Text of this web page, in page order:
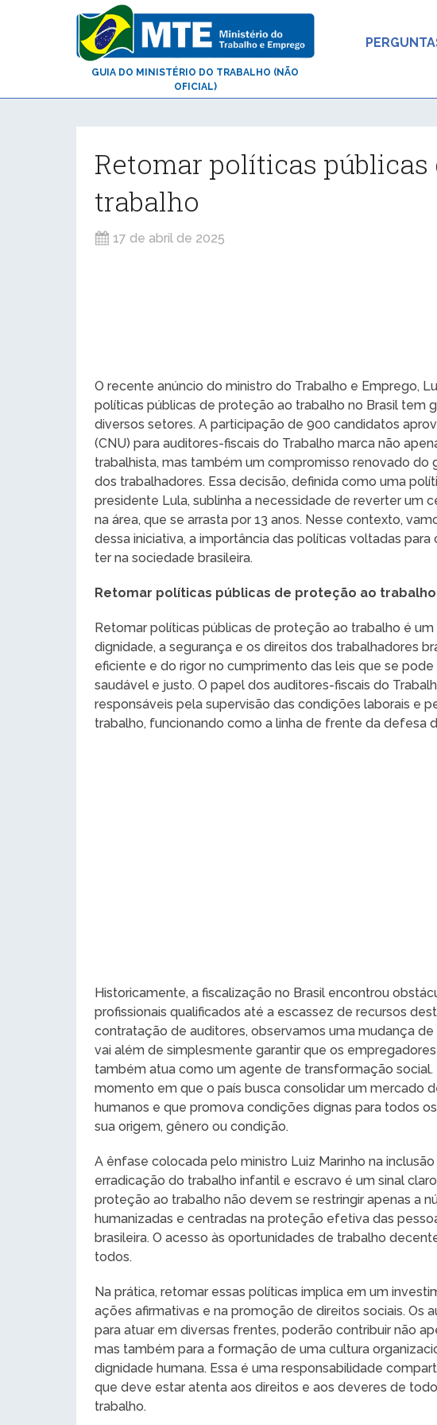
GUIA DO MINISTÉRIO DO TRABALHO (NÃO
OFICIAL)
Retomar políticas públicas
trabalho
17 de abril de 2025
O recente anúncio do ministro do Trabalho e Emprego,
políticas públicas de proteção ao trabalho no Brasil tem
diversos setores. A participação de 900 candidatos
(CNU) para auditores-fiscais do Trabalho marca não
trabalhista, mas também um compromisso renovado do
dos trabalhadores. Essa decisão, definida como uma
presidente Lula, sublinha a necessidade de reverter um
na área, que se arrasta por 13 anos. Nesse contexto,
dessa iniciativa, a importância das políticas voltadas
ter na sociedade brasileira.
Retomar políticas públicas de proteção ao
Retomar políticas públicas de proteção ao trabalho é
dignidade, a segurança e os direitos dos trabalhadores
eficiente e do rigor no cumprimento das leis que se
saudável e justo. O papel dos auditores-fiscais do
responsáveis pela supervisão das condições laborais e
trabalho, funcionando como a linha de frente da defesa
Historicamente, a fiscalização no Brasil encontrou
profissionais qualificados até a escassez de recursos
contratação de auditores, observamos uma mudança
vai além de simplesmente garantir que os
também atua como um agente de transformação
momento em que o país busca consolidar um mercado
humanos e que promova condições dignas para todos
sua origem, gênero ou condição.
A ênfase colocada pelo ministro Luiz Marinho na
erradicação do trabalho infantil e escravo é um sinal
proteção ao trabalho não devem se restringir apenas a
humanizadas e centradas na proteção efetiva das
brasileira. O acesso às oportunidades de trabalho
todos.
Na prática, retomar essas políticas implica em um
ações afirmativas e na promoção de direitos sociais. Os
para atuar em diversas frentes, poderão contribuir não
mas também para a formação de uma cultura
dignidade humana. Essa é uma responsabilidade
que deve estar atenta aos direitos e aos deveres de
trabalho.